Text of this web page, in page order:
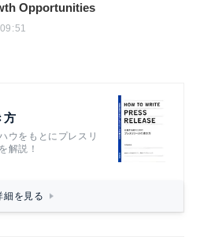
Opportunities
方
ウをもとにプレスリ
解説！
細を見る